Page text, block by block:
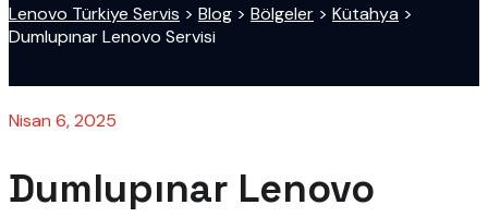
Lenovo Türkiye Servis > Blog > Bölgeler > Kütahya >
Dumlupınar Lenovo Servisi
Nisan 6, 2025
Dumlupınar Lenovo